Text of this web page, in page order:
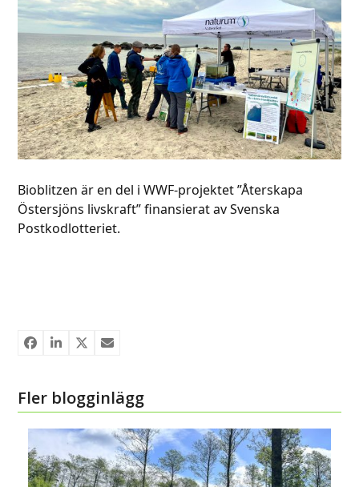
Bioblitzen är en del i WWF-projektet ”Återskapa
Östersjöns livskraft” finansierat av Svenska
Postkodlotteriet.
Fler blogginlägg